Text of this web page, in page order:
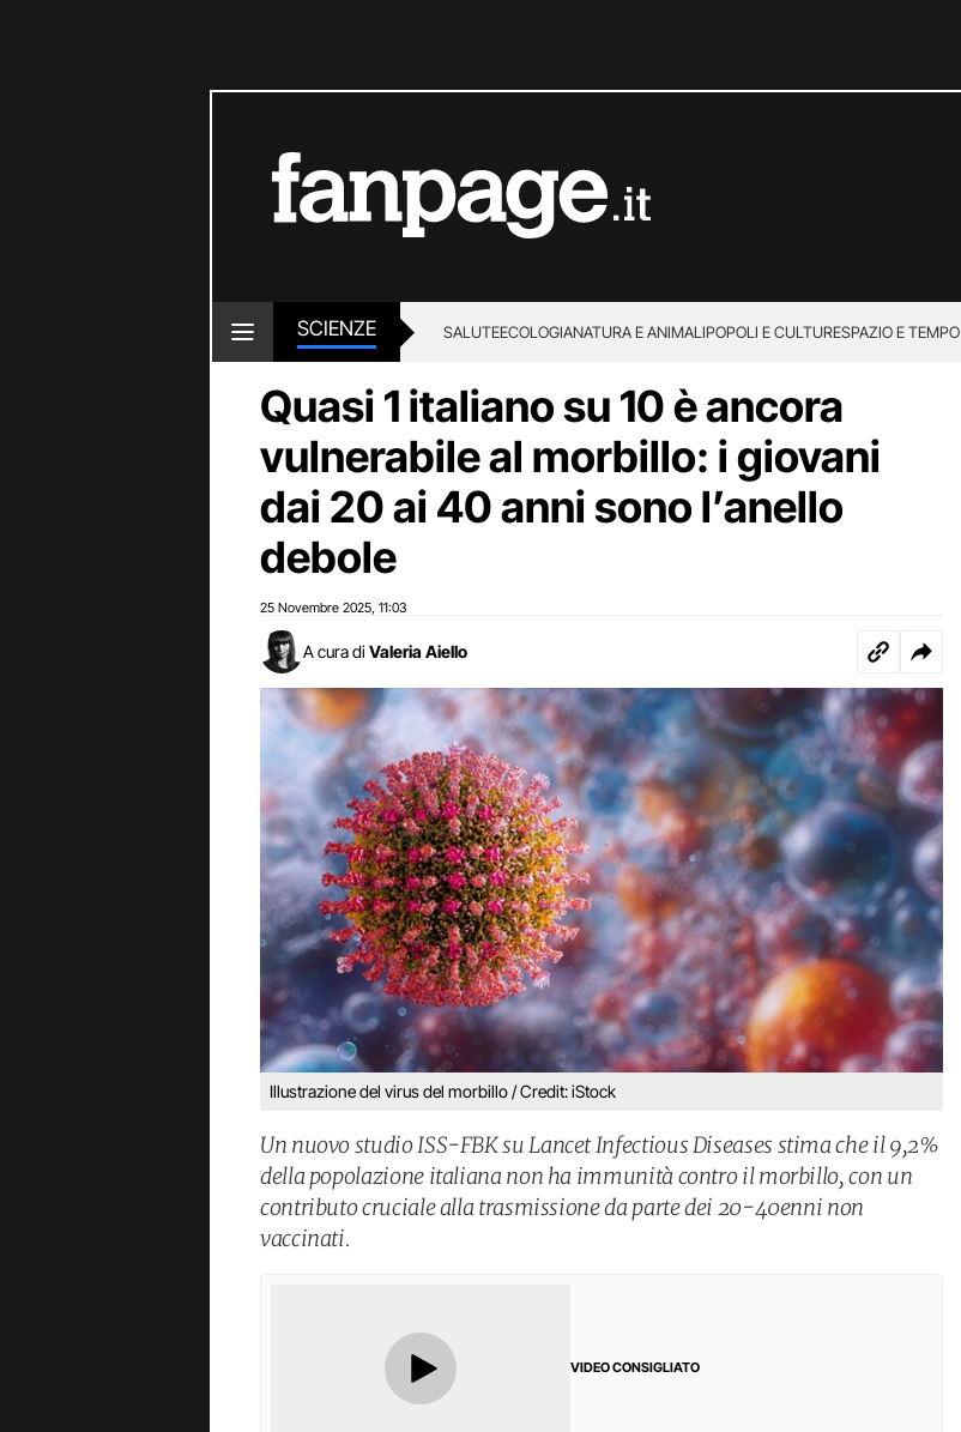
SCIENZE SALUTEECOLOGIANATURA E ANIMALIPOPOLI E CULTURESPAZIO E TEMPO
Quasi 1 italiano su 10 è ancora
vulnerabile al morbillo: i giovani
dai 20 ai 40 anni sono l’anello
debole
25 Novembre 2025 11:03
A cura di Valeria Aiello
Illustrazione del virus del morbillo / Credit: iStock
Un nuovo studio ISS-FBK su Lancet Infectious Diseases stima che il 9,2%
della popolazione italiana non ha immunità contro il morbillo, con un
contributo cruciale alla trasmissione da parte dei 20-40enni non
vaccinati.
VIDEO CONSIGLIATO